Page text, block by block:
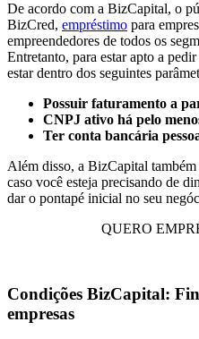
De acordo com a BizCapital, o
BizCred, empréstimo para
empreendedores de todos os
Entretanto, para estar apto a
estar dentro dos seguintes
Possuir faturamento a
CNPJ ativo há pelo
Ter conta bancária
Além disso, a BizCapital
caso você esteja precisando de
dar o pontapé inicial no seu
QUERO
Condições BizCapital:
empresas